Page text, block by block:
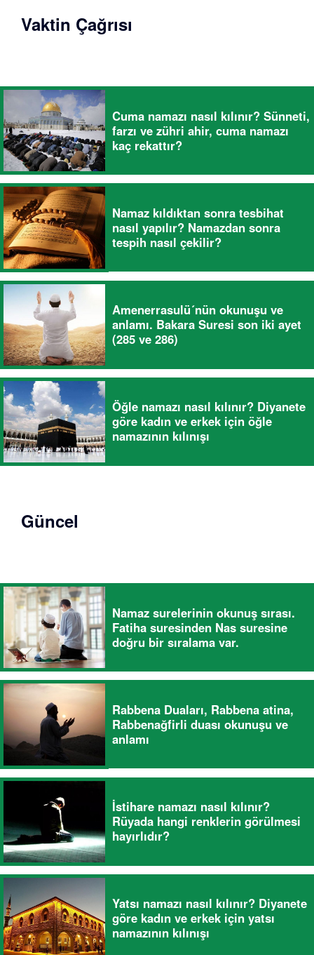
Vaktin Çağrısı
Cuma namazı nasıl kılınır? Sünneti,
farzı ve zühri ahir, cuma namazı
kaç rekattır?
Namaz kıldıktan sonra tesbihat
nasıl yapılır? Namazdan sonra
tespih nasıl çekilir?
Amenerrasulü´nün okunuşu ve
anlamı. Bakara Suresi son iki ayet
(285 ve 286)
Öğle namazı nasıl kılınır? Diyanete
göre kadın ve erkek için öğle
namazının kılınışı
Güncel
Namaz surelerinin okunuş sırası.
Fatiha suresinden Nas suresine
doğru bir sıralama var.
Rabbena Duaları, Rabbena atina,
Rabbenağfirli duası okunuşu ve
anlamı
İstihare namazı nasıl kılınır?
Rüyada hangi renklerin görülmesi
hayırlıdır?
Yatsı namazı nasıl kılınır? Diyanete
göre kadın ve erkek için yatsı
namazının kılınışı